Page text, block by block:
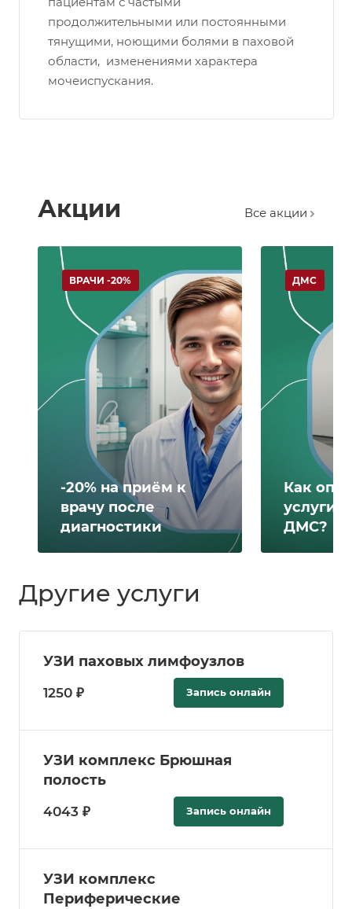
продолжительными или постоянными
тянущими, ноющими болями в паховой
области, изменениями характера
мочеиспускания.
Акции Все акции
-20% на приём к
врачу после
диагностики
ВРАЧИ -20%
Как
услуги
ДМС?
ДМС
Другие услуги
УЗИ паховых лимфоузлов
1250 ₽ Запись онлайн
УЗИ комплекс Брюшная
полость
4043 ₽ Запись онлайн
УЗИ комплекс
Периферические